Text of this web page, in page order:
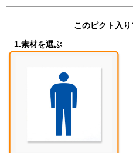
このピクト入
1.素材を選ぶ